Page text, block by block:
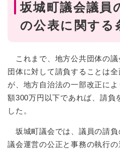
坂城町議会議員
の公表に関する
これまで、地方公共団体の議
団体に対して請負することは
が、地方自治法の一部改正に
額300万円以下であれば、請負
した。
坂城町議会では、議員の請負
議会運営の公正と事務の執行の